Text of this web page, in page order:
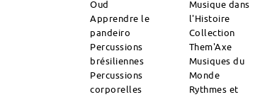
Oud
Apprendre le
pandeiro
Percussions
brésiliennes
Percussions
corporelles
Musique dans
l'Histoire
Collection
Them'Axe
Musiques du
Monde
Rythmes et